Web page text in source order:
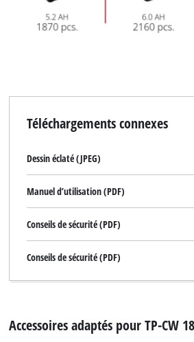
Téléchargements connexes
Dessin éclaté (JPEG)
Manuel d’utilisation (PDF)
Conseils de sécurité (PDF)
Conseils de sécurité (PDF)
Accessoires adaptés pour TP-CW